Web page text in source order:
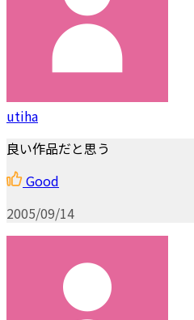
utiha
良い作品だと思う
Good
2005/09/14